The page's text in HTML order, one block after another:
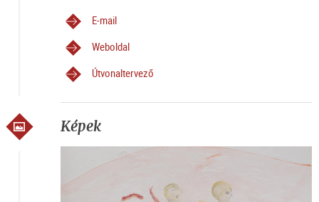
E-mail
Weboldal
Útvonaltervező
Képek